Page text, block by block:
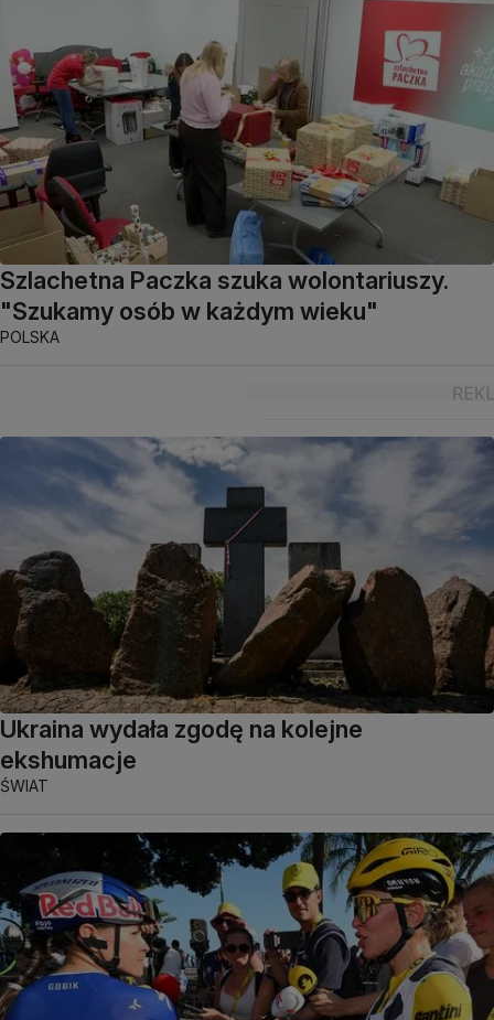
Szlachetna Paczka szuka wolontariuszy.
"Szukamy osób w każdym wieku"
POLSKA
Ukraina wydała zgodę na kolejne
ekshumacje
ŚWIAT